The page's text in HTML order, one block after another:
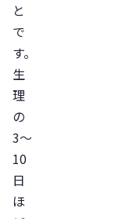
と
で
す。
生
理
の
3〜
10
日
ほ